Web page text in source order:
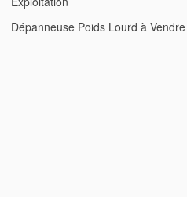
Dépanneuse Poids Lourd à